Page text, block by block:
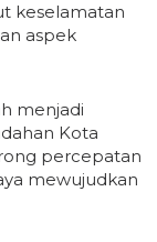
keselamatan
aspek
menjadi
Kota
percepatan
mewujudkan